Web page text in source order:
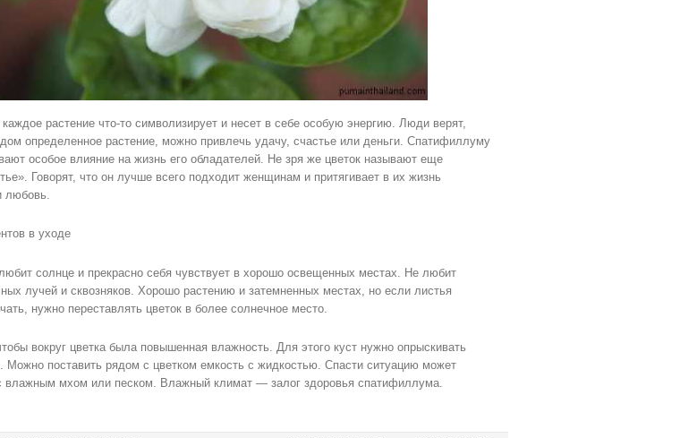
растение что-то символизирует и несет в себе особую энергию. Люди верят,
определенное растение, можно привлечь удачу, счастье или деньги. Спатифиллуму
особое влияние на жизнь его обладателей. Не зря же цветок называют еще
Говорят, что он лучше всего подходит женщинам и притягивает в их жизнь
любовь.
в уходе
солнце и прекрасно себя чувствует в хорошо освещенных местах. Не любит
лучей и сквозняков. Хорошо растению и затемненных местах, но если листья
нужно переставлять цветок в более солнечное место.
вокруг цветка была повышенная влажность. Для этого куст нужно опрыскивать
поставить рядом с цветком емкость с жидкостью. Спасти ситуацию может
влажным мхом или песком. Влажный климат — залог здоровья спатифиллума.